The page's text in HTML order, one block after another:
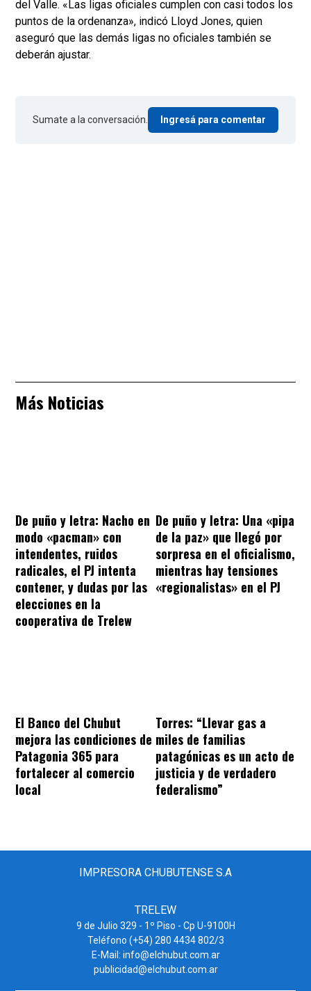
del Valle. «Las ligas oficiales cumplen con casi todos los
puntos de la ordenanza», indicó Lloyd Jones, quien
aseguró que las demás ligas no oficiales también se
deberán ajustar.
Sumate a la conversación. Ingresá para comentar
Más Noticias
De puño y letra: Nacho en
modo «pacman» con
intendentes, ruidos
radicales, el PJ intenta
contener, y dudas por las
elecciones en la
cooperativa de Trelew
De puño y letra: Una «pipa
de la paz» que llegó por
sorpresa en el oficialismo,
mientras hay tensiones
«regionalistas» en el PJ
El Banco del Chubut
mejora las condiciones de
Patagonia 365 para
fortalecer al comercio
local
Torres: “Llevar gas a
miles de familias
patagónicas es un acto de
justicia y de verdadero
federalismo”
IMPRESORA CHUBUTENSE S.A
TRELEW
9 de Julio 329 - 1º Piso - Cp U-9100H
Teléfono (+54) 280 4434 802/3
E-Mail: info@elchubut.com.ar
publicidad@elchubut.com.ar